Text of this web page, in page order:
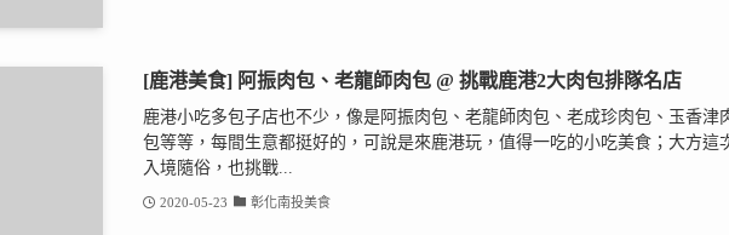
[鹿港美食] 阿振肉包、老龍師肉包 @ 挑戰鹿港2大肉包排隊名店
鹿港小吃多包子店也不少，像是阿振肉包、老龍師肉包、老成珍肉包、玉香津
包等等，每間生意都挺好的，可說是來鹿港玩，值得一吃的小吃美食；大方這
入境隨俗，也挑戰...
2020-05-23 彰化南投美食